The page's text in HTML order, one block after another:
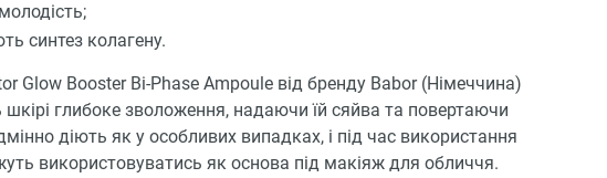
синтез колагену.
Glow Booster Bi-Phase Ampoule від бренду Babor (Німеччина)
шкірі глибоке зволоження, надаючи їй сяйва та повертаючи
діють як у особливих випадках, і під час використання
використовуватись як основа під макіяж для обличчя.